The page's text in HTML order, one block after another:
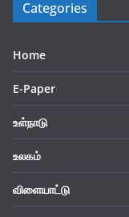
Categories
Home
E-Paper
உள்நாடு
உலகம்
விளையாட்டு